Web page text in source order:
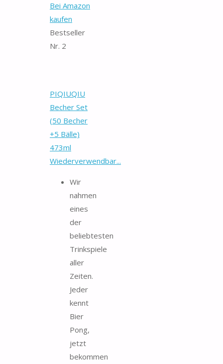
Bei Amazon
kaufen
Bestseller
Nr. 2
PIQIUQIU
Becher Set
(50 Becher
+5 Bälle)
473ml
Wiederverwendbar...
Wir
nahmen
eines
der
beliebtesten
Trinkspiele
aller
Zeiten.
Jeder
kennt
Bier
Pong,
jetzt
bekommen